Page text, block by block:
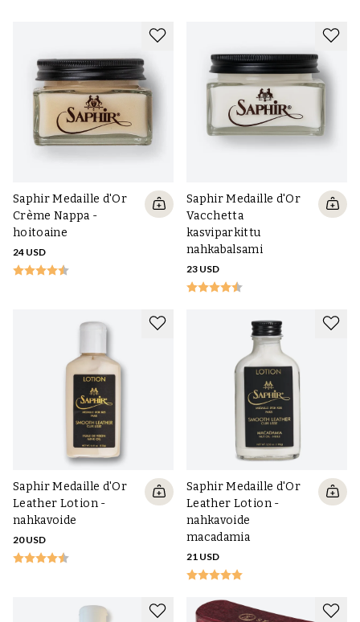
Saphir Medaille d'Or
Crème Nappa -
hoitoaine
24 USD
Saphir Medaille d'Or
Vacchetta
kasviparkittu
nahkabalsami
23 USD
Saphir Medaille d'Or
Leather Lotion -
nahkavoide
20 USD
Saphir Medaille d'Or
Leather Lotion -
nahkavoide
macadamia
21 USD